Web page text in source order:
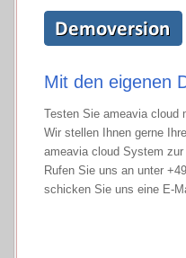
Mit den eigenen
Testen Sie ameavia cloud
Wir stellen Ihnen gerne
ameavia cloud System zur
Rufen Sie uns an unter
schicken Sie uns eine E-